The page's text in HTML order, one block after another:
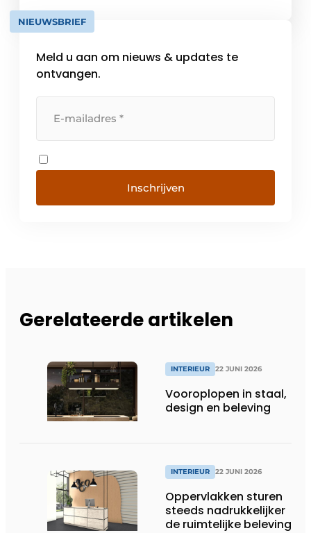
Integratech geloven we dat goede
verlichting meer doet dan alleen zien: het
NIEUWSBRIEF
Meld u aan om nieuws & updates te
ontvangen.
Inschrijven
Gerelateerde artikelen
INTERIEUR 22 JUNI 2026
Vooroplopen in staal,
design en beleving
INTERIEUR 22 JUNI 2026
Oppervlakken sturen
steeds nadrukkelijker
de ruimtelijke beleving